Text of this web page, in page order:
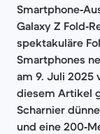
Galaxy Z
spektakuläre
Smartphones
am 9. Juli 2025
diesem Artikel
Scharnier
und eine